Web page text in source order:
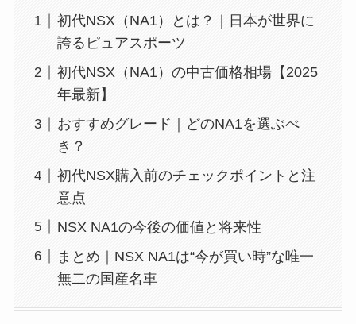
初代NSX（NA1）とは？｜日本が世界に
誇るピュアスポーツ
初代NSX（NA1）の中古価格相場【2025
年最新】
おすすめグレード｜どのNA1を選ぶべ
き？
初代NSX購入前のチェックポイントと注
意点
NSX NA1の今後の価値と将来性
まとめ｜NSX NA1は“今が買い時”な唯一
無二の国産名車